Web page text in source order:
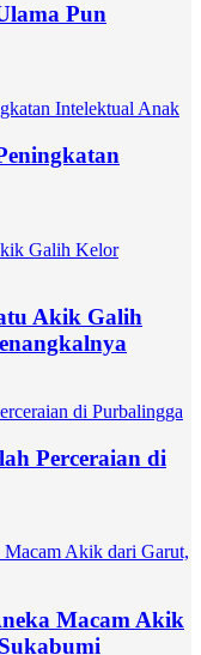
Pun
Akik Galih
Perceraian di
Macam Akik